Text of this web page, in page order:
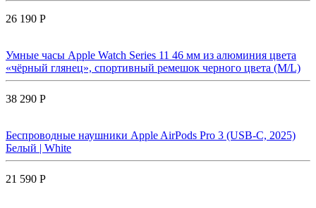
26 190 Р
Умные часы Apple Watch Series 11 46 мм из алюминия цвета
«чёрный глянец», спортивный ремешок черного цвета (M/L)
38 290 Р
Беспроводные наушники Apple AirPods Pro 3 (USB-C, 2025)
Белый | White
21 590 Р